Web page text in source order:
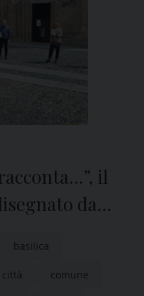
il
dai
basilica
città comune